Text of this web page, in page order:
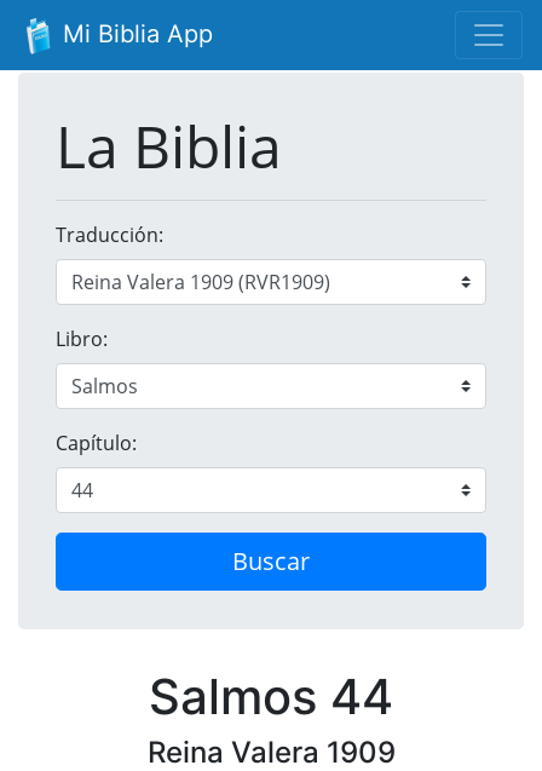
Mi Biblia App
La Biblia
Traducción:
Libro:
Capítulo:
Buscar
Salmos 44
Reina Valera 1909